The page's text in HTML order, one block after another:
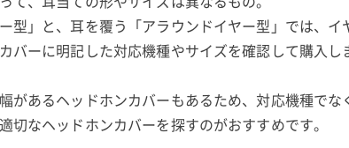
型」と、耳を覆う「アラウンドイヤー型」では、イ
バーに明記した対応機種やサイズを確認して購入し
があるヘッドホンカバーもあるため、対応機種でな
切なヘッドホンカバーを探すのがおすすめです。